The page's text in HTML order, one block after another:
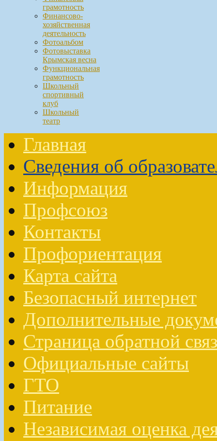
грамотность
Финансово-
хозяйственная
деятельность
Фотоальбом
Фотовыставка
Крымская весна
Функциональная
грамотность
Школьный
спортивный
клуб
Школьный
театр
Главная
Сведения об
Информация
Профсоюз
Контакты
Профориентация
Карта сайта
Безопасный интернет
Дополнительные
Страница обратной
Официальные сайты
ГТО
Питание
Независимая оценка